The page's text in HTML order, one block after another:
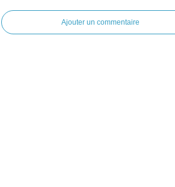
Ajouter un commentaire